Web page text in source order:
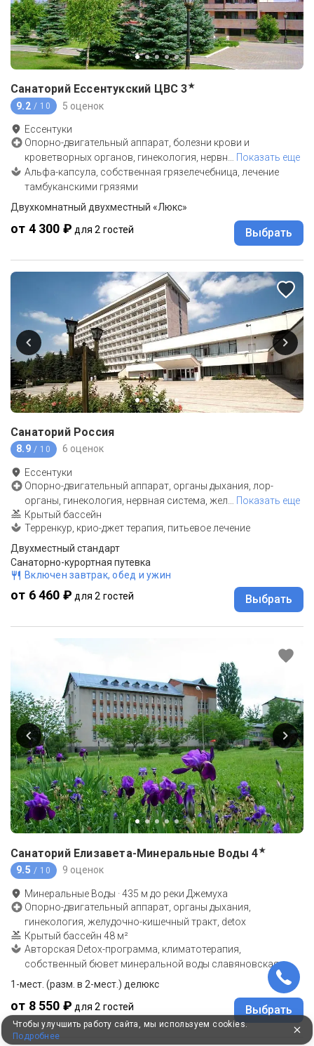
Санаторий Ессентукский ЦВС 3★
9.2 / 10 5 оценок
Ессентуки
Опорно-двигательный аппарат, болезни крови и
кроветворных органов, гинекология, нервн… Показать еще
Альфа-капсула, собственная грязелечебница, лечение
тамбуканскими грязями
Двухкомнатный двухместный «Люкс»
от 4 300 ₽ для 2 гостей Выбрать
Санаторий Россия
8.9 / 10 6 оценок
Ессентуки
Опорно-двигательный аппарат, органы дыхания, лор-
органы, гинекология, нервная система, жел
Показать еще
Крытый бассейн
Терренкур, крио-джет терапия, питьевое лечение
Двухместный стандарт
Санаторно-курортная путевка
Включен завтрак, обед и ужин
от 6 460 ₽ для 2 гостей Выбрать
Санаторий Елизавета-Минеральные Воды 4★
9.5 / 10 9 оценок
Минеральные Воды ·435 м до реки Джемуха
Опорно-двигательный аппарат, органы дыхания,
гинекология, желудочно-кишечный тракт, detox
Крытый бассейн 48 м²
Авторская Detox-программа, климатотерапия,
собственный бювет минеральной воды славяновская
1-мест. (разм. в 2-мест.) делюкс
от 8 550 ₽ для 2 гостей Выбрать
Чтобы улучшить работу сайта, мы используем cookies.
Подробнее